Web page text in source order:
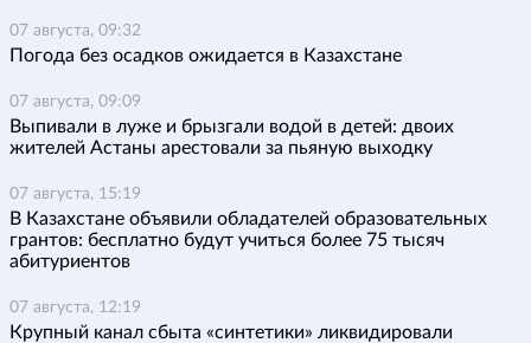
07 августа, 09:32
Погода без осадков ожидается в Казахстане
07 августа, 09:09
Выпивали в луже и брызгали водой в детей: двоих
жителей Астаны арестовали за пьяную выходку
07 августа, 15:19
В Казахстане объявили обладателей образовательных
грантов: бесплатно будут учиться более 75 тысяч
абитуриентов
07 августа, 12:19
Крупный канал сбыта «синтетики» ликвидировали